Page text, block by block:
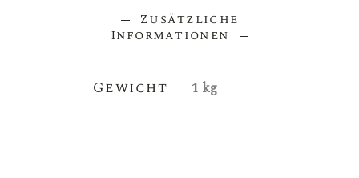
Zusätzliche
Informationen
Gewicht 1 kg